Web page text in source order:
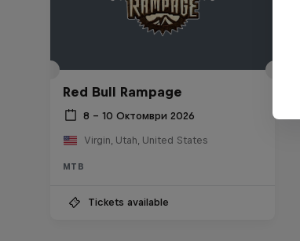
Red Bull Rampage
8 – 10 Октомври 2026
Virgin, Utah, United States
MTB
Tickets available